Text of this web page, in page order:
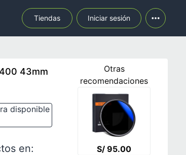
Tiendas Iniciar sesión
43mm
disponible
en:
Otras
recomendaciones
S/ 95.00